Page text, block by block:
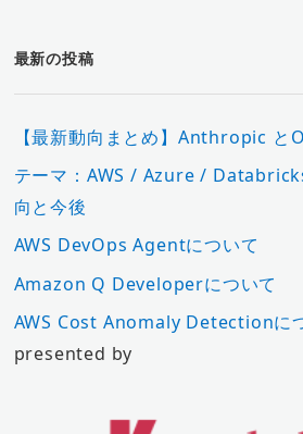
最新の投稿
【最新動向まとめ】Anthropic と
テーマ：AWS / Azure /
向と今後
AWS DevOps Agentについて
Amazon Q Developerについて
AWS Cost Anomaly Detectionに
presented by